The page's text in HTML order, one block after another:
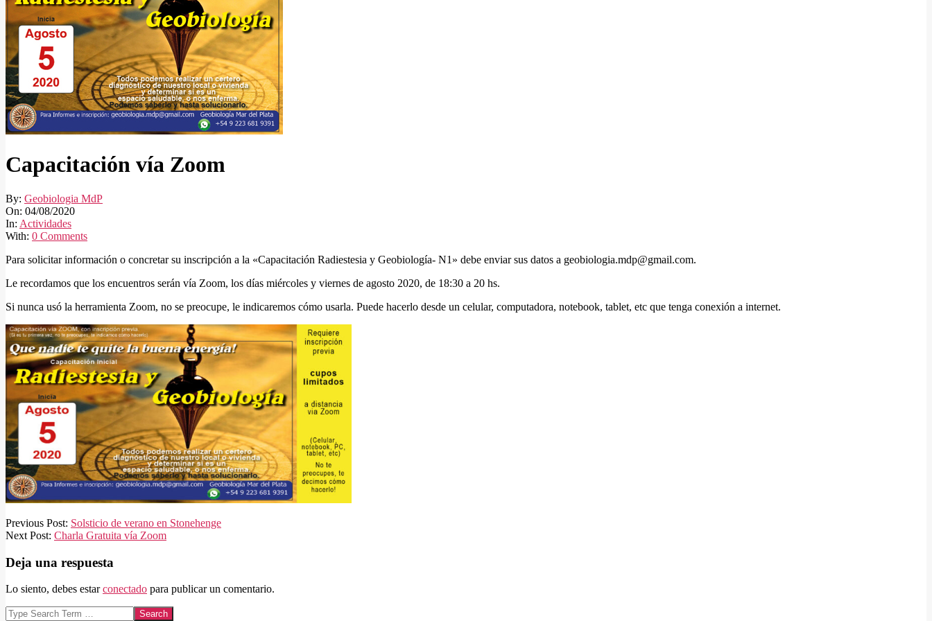
Capacitación vía Zoom
By: Geobiologia MdP
On: 04/08/2020
In: Actividades
With: 0 Comments
Para solicitar información o concretar su inscripción a la «Capacitación Radiestesia y Geobiología- N1» debe enviar sus datos a geobiologia.mdp@gmail.com.
Le recordamos que los encuentros serán vía Zoom, los días miércoles y viernes de agosto 2020, de 18:30 a 20 hs.
Si nunca usó la herramienta Zoom, no se preocupe, le indicaremos cómo usarla. Puede hacerlo desde un celular, computadora, notebook, tablet, etc que tenga conexión a internet.
2020-
08-
Previous Post: Solsticio de verano en Stonehenge
Next Post: Charla Gratuita vía Zoom
Deja una respuesta
Lo siento, debes estarconectado para publicar un comentario.
Search